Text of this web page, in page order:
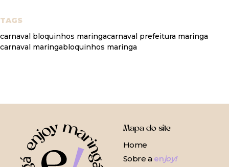
TAGS
carnaval bloquinhos maringacarnaval prefeitura maringa
carnaval maringabloquinhos maringa
Mapa do site
Home
Sobre a enjoy!